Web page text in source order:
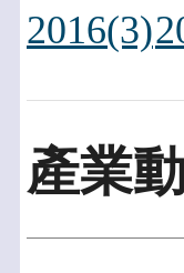
2016(3)
產業